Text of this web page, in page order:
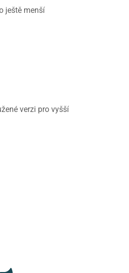
ještě menší
verzi pro vyšší